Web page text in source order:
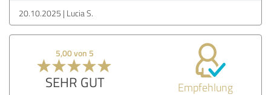
20.10.2025 Lucia S.
5,00 von 5
SEHR GUT Empfehlung